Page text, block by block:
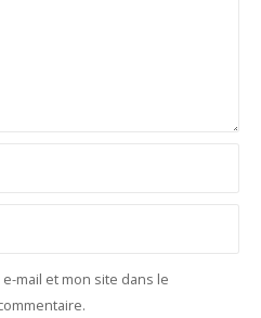
mail et mon site dans le